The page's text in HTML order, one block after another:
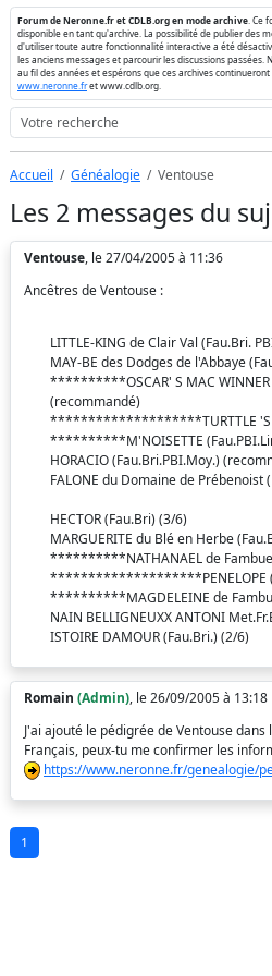
Forum de Neronne.fr et CDLB.org en mode archive . Ce
disponible en tant qu'archive. La possibilité de publier des
d'utiliser toute autre fonctionnalité interactive a été
les anciens messages et parcourir les discussions
au fil des années et espérons que ces archives
www.neronne.fret www.cdlb.org.
Accueil Généalogie Ventouse
Les 2 messages du
Ventouse, le 27/04/2005 à 11:36
Ancêtres de Ventouse :
LITTLE-KING de Clair Val (Fau.Bri.
MAY-BE des Dodges de l'Abbaye
**********OSCAR' S MAC WINNER
(recommandé)
********************TURTTLE 'S
**********M'NOISETTE
HORACIO (Fau.Bri.PBI.Moy.)
FALONE du Domaine de Prébenoist
HECTOR (Fau.Bri) (3/6)
MARGUERITE du Blé en Herbe
**********NATHANAEL de
********************PENELOPE
**********MAGDELEINE de
NAIN BELLIGNEUXX ANTONI
ISTOIRE DAMOUR (Fau.Bri.) (2/6)
Romain (Admin), le 26/09/2005 à 13:18
J'ai ajouté le pédigrée de Ventouse
Français, peux-tu me confirmer les
https://www.neronne.fr/genealogie/
1